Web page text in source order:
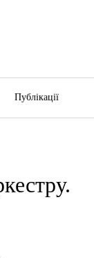
Публікації